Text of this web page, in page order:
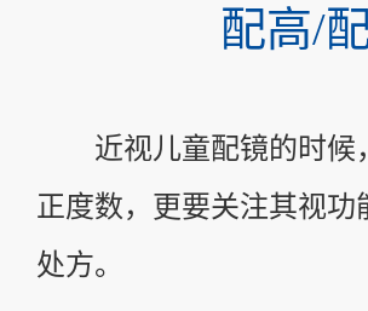
配高/
近视儿童配镜的时候
正度数，更要关注其视
处方。